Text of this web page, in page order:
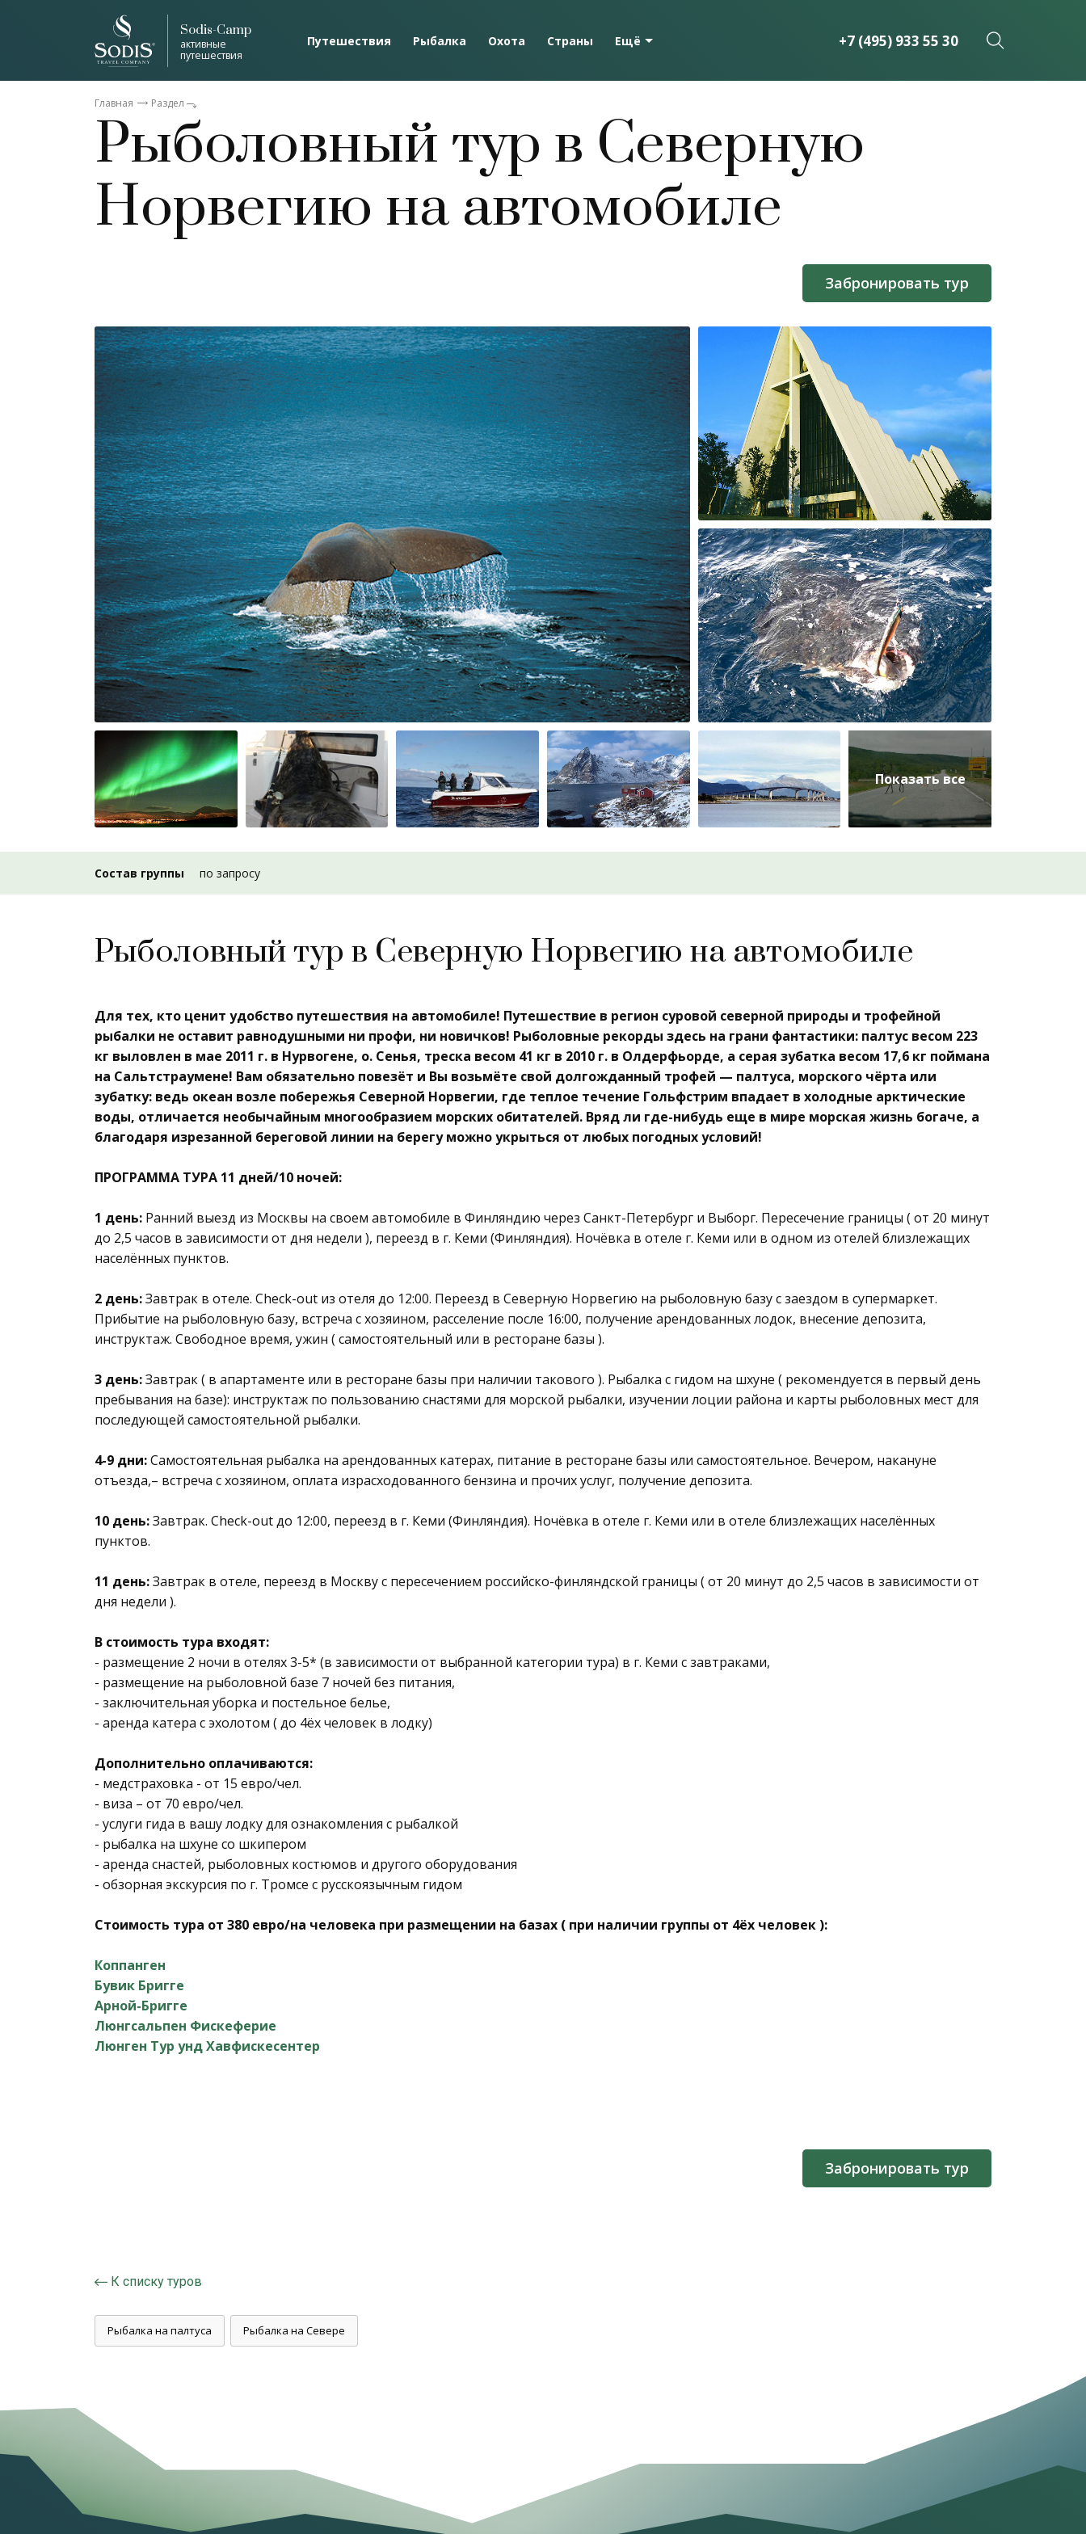
Sodis-Camp
активные
путешествия
Путешествия Рыбалка Охота Страны Ещё +7 (495) 933 55 30
Главная Раздел
Рыболовный тур в Северную
Норвегию на автомобиле
Забронировать тур
Состав группы по запросу
Рыболовный тур в Северную Норвегию на автомобиле
Для тех, кто ценит удобство путешествия на автомобиле! Путешествие в регион суровой северной природы и трофейной
рыбалки не оставит равнодушными ни профи, ни новичков! Рыболовные рекорды здесь на грани фантастики: палтус весом 223
кг выловлен в мае 2011 г. в Нурвогене, о. Сенья, треска весом 41 кг в 2010 г. в Олдерфьорде, а серая зубатка весом 17,6 кг поймана
на Сальтстраумене! Вам обязательно повезёт и Вы возьмёте свой долгожданный трофей — палтуса, морского чёрта или
зубатку: ведь океан возле побережья Северной Норвегии, где теплое течение Гольфстрим впадает в холодные арктические
воды, отличается необычайным многообразием морских обитателей. Вряд ли где-нибудь еще в мире морская жизнь богаче, а
благодаря изрезанной береговой линии на берегу можно укрыться от любых погодных условий!
ПРОГРАММА ТУРА 11 дней/10 ночей:
1 день: Ранний выезд из Москвы на своем автомобиле в Финляндию через Санкт-Петербург и Выборг. Пересечение границы ( от 20 минут
до 2,5 часов в зависимости от дня недели ), переезд в г. Кеми (Финляндия). Ночёвка в отеле г. Кеми или в одном из отелей близлежащих
населённых пунктов.
2 день:Завтрак в отеле. Check-out из отеля до 12:00. Переезд в Северную Норвегию на рыболовную базу с заездом в супермаркет.
Прибытие на рыболовную базу, встреча с хозяином, расселение после 16:00, получение арендованных лодок, внесение депозита,
инструктаж. Свободное время, ужин ( самостоятельный или в ресторане базы ).
3 день:Завтрак ( в апартаменте или в ресторане базы при наличии такового ). Рыбалка с гидом на шхуне ( рекомендуется в первый день
пребывания на базе): инструктаж по пользованию снастями для морской рыбалки, изучении лоции района и карты рыболовных мест для
последующей самостоятельной рыбалки.
4-9 дни:Самостоятельная рыбалка на арендованных катерах, питание в ресторане базы или самостоятельное. Вечером, накануне
отъезда,– встреча с хозяином, оплата израсходованного бензина и прочих услуг, получение депозита.
10 день:Завтрак. Check-out до 12:00, переезд в г. Кеми (Финляндия). Ночёвка в отеле г. Кеми или в отеле близлежащих населённых
пунктов.
11 день:Завтрак в отеле, переезд в Москву с пересечением российско-финляндской границы ( от 20 минут до 2,5 часов в зависимости от
дня недели ).
В стоимость тура входят:
- размещение 2 ночи в отелях 3-5* (в зависимости от выбранной категории тура) в г. Кеми с завтраками,
- размещение на рыболовной базе 7 ночей без питания,
- заключительная уборка и постельное белье,
- аренда катера с эхолотом ( до 4ёх человек в лодку)
Дополнительно оплачиваются:
- медстраховка - от 15 евро/чел.
- виза – от 70 евро/чел.
- услуги гида в вашу лодку для ознакомления с рыбалкой
- рыбалка на шхуне со шкипером
- аренда снастей, рыболовных костюмов и другого оборудования
- обзорная экскурсия по г. Тромсе с русскоязычным гидом
Стоимость тура от 380 евро/на человека при размещении на базах ( при наличии группы от 4ёх человек ):
Коппанген
Бувик Бригге
Арной-Бригге
Люнгсальпен Фискеферие
Люнген Тур унд Хавфискесентер
Забронировать тур
К списку туров
Рыбалка на палтуса Рыбалка на Севере